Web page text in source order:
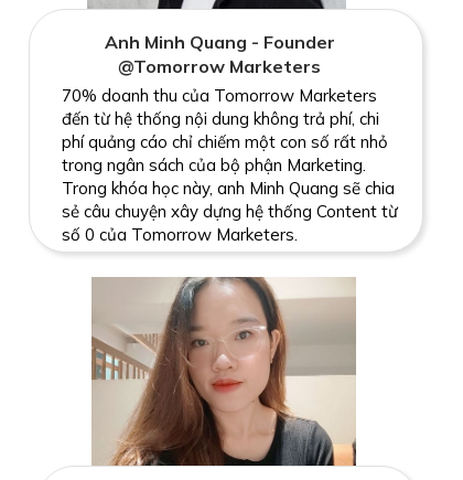
70% doanh thu của Tomorrow Marketers
đến từ hệ thống nội dung không trả phí, chi
phí quảng cáo chỉ chiếm một con số rất nhỏ
trong ngân sách của bộ phận Marketing.
Trong khóa học này, anh Minh Quang sẽ chia
sẻ câu chuyện xây dựng hệ thống Content từ
số 0 của Tomorrow Marketers.
Anh Minh Quang - Founder
@Tomorrow Marketers